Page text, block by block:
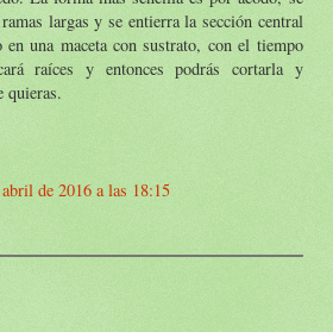
largas y se entierra la sección central
una maceta con sustrato, con el tiempo
raíces y entonces podrás cortarla y
quieras.
de 2016 a las 18:15